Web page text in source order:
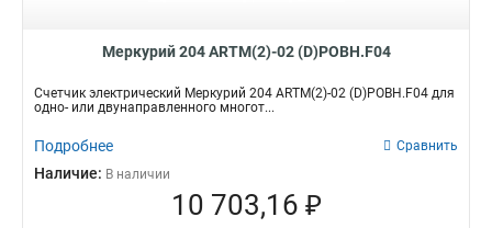
Меркурий 204 ARTM(2)-02 (D)POBH.F04
Счетчик электрический Меркурий 204 ARTM(2)-02 (D)POBH.F04 для
одно- или двунаправленного многот...
Подробнее Сравнить
Наличие: В наличии
10 703,16 ₽